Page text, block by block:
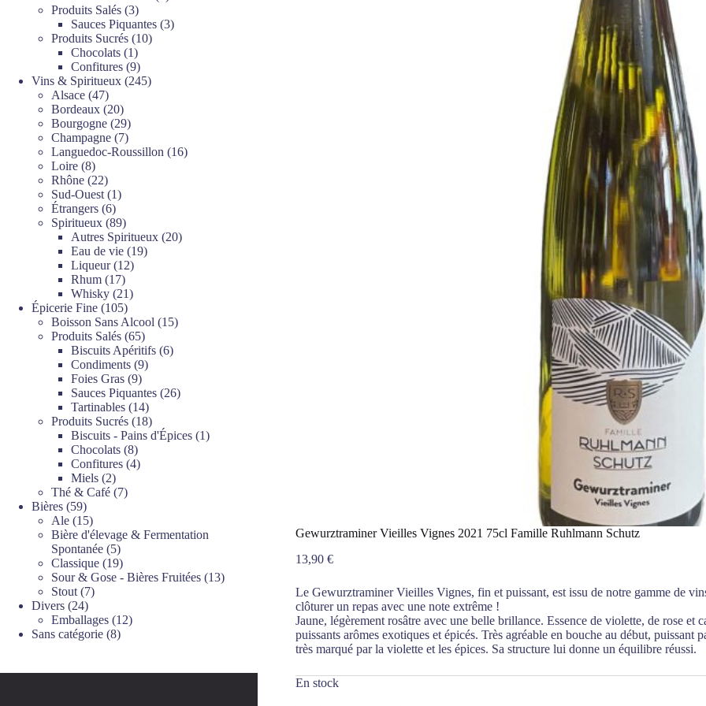
Gewurztraminer Vieilles Vignes 2021 75cl Famille Ruhlmann Schutz
13,90 €
Le Gewurztraminer Vieilles Vignes, fin et puissant, est issu de notre gamme de
clôturer un repas avec une note extrême !
Jaune, légèrement rosâtre avec une belle brillance. Essence de violette, de rose et
puissants arômes exotiques et épicés. Très agréable en bouche au début, puissant
très marqué par la violette et les épices. Sa structure lui donne un équilibre réussi.
En stock
Produits Salés 33
produits
Sauces Piquantes 33
Produits Sucrés 1010
Chocolats 11
produit
Confitures 99
produits
Vins & Spiritueux 245245
Alsace 4747
produits
Bordeaux 2020
produits
Bourgogne 2929
produits
Champagne 77
produits
Languedoc-Roussillon 1616
Loire 88
produits
Rhône 2222
produits
Sud-Ouest 11
Étrangers 66
produits
Spiritueux 8989
produits
Autres Spiritueux 2020
Eau de vie 1919
Liqueur 1212
Rhum 1717
produits
Whisky 2121
Épicerie Fine 105105
produits
Boisson Sans Alcool 1515
Produits Salés 6565
produits
Biscuits Apéritifs 66
Condiments 99
Foies Gras 99
produits
Sauces Piquantes 2626
Tartinables 1414
produits
Produits Sucrés 1818
produits
Biscuits - Pains d'Épices 11
Chocolats 88
produits
Confitures 44
Miels 22
produits
Thé & Café 77
Bières 5959
produits
Ale 1515
produits
Bière d'élevage & Fermentation
Spontanée 55
produits
Classique 1919
produits
Sour & Gose - Bières Fruitées 1313
Stout 77
Divers 2424
produits
Emballages 1212
Sans catégorie 88